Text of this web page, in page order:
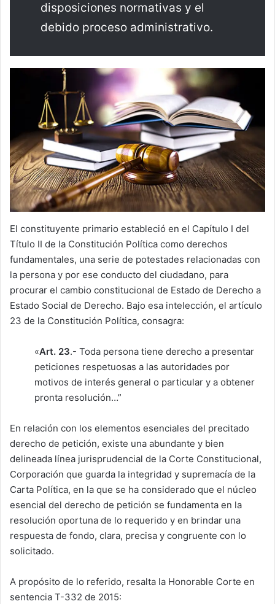
disposiciones normativas y el
debido proceso administrativo.
El constituyente primario estableció en el Capítulo I del
Título II de la Constitución Política como derechos
fundamentales, una serie de potestades relacionadas con
la persona y por ese conducto del ciudadano, para
procurar el cambio constitucional de Estado de Derecho a
Estado Social de Derecho. Bajo esa intelección, el artículo
23 de la Constitución Política, consagra:
«Art. 23.- Toda persona tiene derecho a presentar
peticiones respetuosas a las autoridades por
motivos de interés general o particular y a obtener
pronta resolución…”
En relación con los elementos esenciales del precitado
derecho de petición, existe una abundante y bien
delineada línea jurisprudencial de la Corte Constitucional,
Corporación que guarda la integridad y supremacía de la
Carta Política, en la que se ha considerado que el núcleo
esencial del derecho de petición se fundamenta en la
resolución oportuna de lo requerido y en brindar una
respuesta de fondo, clara, precisa y congruente con lo
solicitado.
A propósito de lo referido, resalta la Honorable Corte en
sentencia T-332 de 2015: